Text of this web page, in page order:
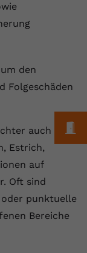
den
Folgeschäden
auch
Estrich,
auf
Oft sind
punktuelle
Bereiche